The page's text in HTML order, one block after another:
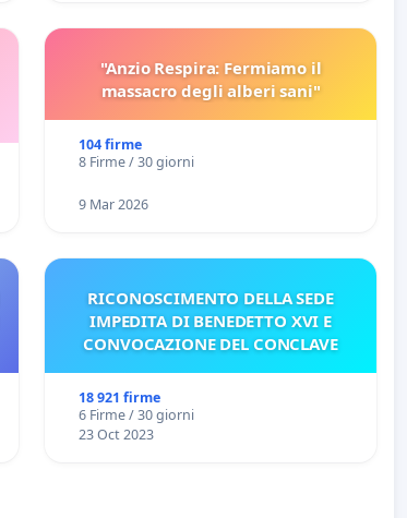
"Anzio Respira: Fermiamo il
massacro degli alberi sani"
104 firme
8 Firme / 30 giorni
9 Mar 2026
RICONOSCIMENTO DELLA SEDE
IMPEDITA DI BENEDETTO XVI E
CONVOCAZIONE DEL CONCLAVE
18 921 firme
6 Firme / 30 giorni
23 Oct 2023